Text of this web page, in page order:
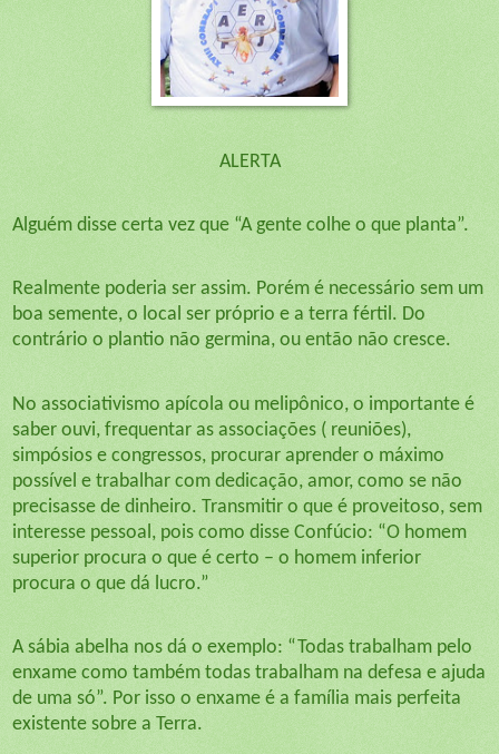
ALERTA
Alguém disse certa vez que “A gente colhe o que planta”.
Realmente poderia ser assim. Porém é necessário sem um
boa semente, o local ser próprio e a terra fértil. Do
contrário o plantio não germina, ou então não cresce.
No associativismo apícola ou melipônico, o importante é
saber ouvi, frequentar as associações ( reuniões),
simpósios e congressos, procurar aprender o máximo
possível e trabalhar com dedicação, amor, como se não
precisasse de dinheiro. Transmitir o que é proveitoso, sem
interesse pessoal, pois como disse Confúcio: “O homem
superior procura o que é certo – o homem inferior
procura o que dá lucro.”
A sábia abelha nos dá o exemplo: “Todas trabalham pelo
enxame como também todas trabalham na defesa e ajuda
de uma só”. Por isso o enxame é a família mais perfeita
existente sobre a Terra.